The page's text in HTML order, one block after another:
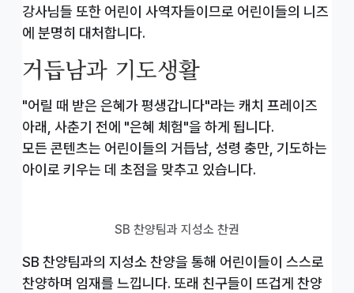
강사님들 또한 어린이 사역자들이므로 어린이들의 니즈
에 분명히 대처합니다.
거듭남과 기도생활
"어릴 때 받은 은혜가 평생갑니다"라는 캐치 프레이즈
아래, 사춘기 전에 "은혜 체험"을 하게 됩니다.
모든 콘텐츠는 어린이들의 거듭남, 성령 충만, 기도하는
아이로 키우는 데 초점을 맞추고 있습니다.
SB 찬양팀과 지성소 찬권
SB 찬양팀과의 지성소 찬양을 통해 어린이들이 스스로
찬양하며 임재를 느낍니다. 또래 친구들이 뜨겁게 찬양